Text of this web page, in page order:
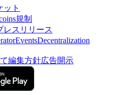
ット
規制
レスリリース
EventsDecentralization
編集方針広告開示